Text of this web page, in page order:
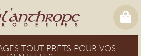
TOUT PRÊTS POUR VOS